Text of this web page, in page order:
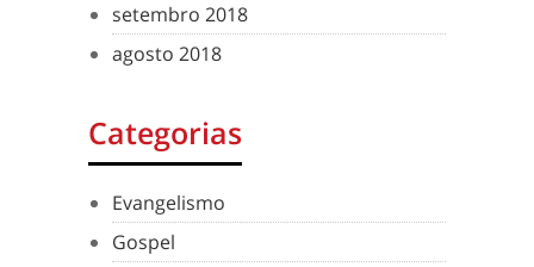
setembro 2018
agosto 2018
Categorias
Evangelismo
Gospel